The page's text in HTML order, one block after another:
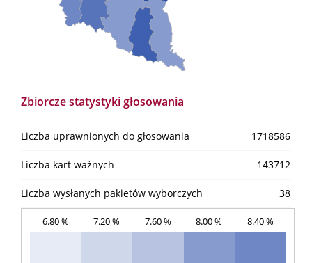
Zbiorcze statystyki głosowania
Liczba uprawnionych do głosowania 1718586
Liczba kart ważnych 143712
Liczba wysłanych pakietów wyborczych 38
6.80 % 7.20 % 7.60 % 8.00 % 8.40 %